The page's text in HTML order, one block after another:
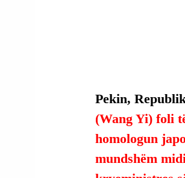
Pekin,
(Wang Yi) foli
homologun
mundshëm